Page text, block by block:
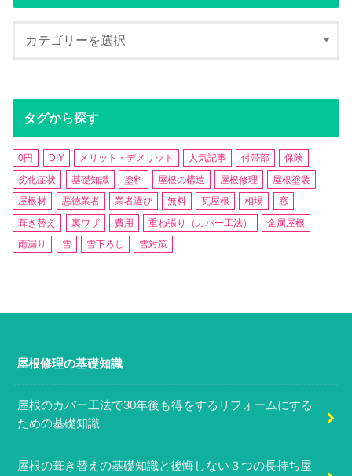
タグから探す
0円 DIY メリット・デメリット 人気記事 付帯部
保険
劣化症状
基礎知識 塗料 屋根の構造 屋根修理
屋根塗装
屋根材
悪徳業者 業者選び 無料 瓦屋根 相場
窓
葺き替え
裏ワザ 費用 重ね張り（カバー工法）
金属屋根
雨漏り
雪 雪下ろし 雪対策
屋根修理の基礎知識
屋根のカバー工法で30年後も得をするリフォームにする
ための基礎知識
屋根の葺き替えの基礎知識と後悔しない３つの長持ち屋